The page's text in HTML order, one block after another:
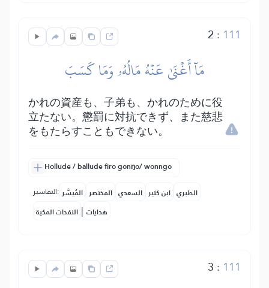
2 : 111
مَآ أَغۡنَىٰ عَنۡهُ مَالُهُۥ وَمَا كَسَبَ
かれの資産も、子弟も、かれのために役
立たない。懲罰に対抗できず、また慈悲
をもたらすこともできない。
Hollude / ballude firo gonŋo/ wonngo
التفاسير: المُيسَّر المختصر السعدي ابن كثير الطبري
النفحات المكية | هدايات
3 : 111